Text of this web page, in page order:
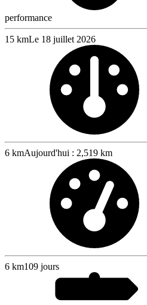
performance
15 kmLe 18 juillet 2026
6 kmAujourd'hui : 2,519 km
6 km109 jours